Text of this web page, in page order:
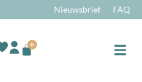
Nieuwsbrief FAQ
0